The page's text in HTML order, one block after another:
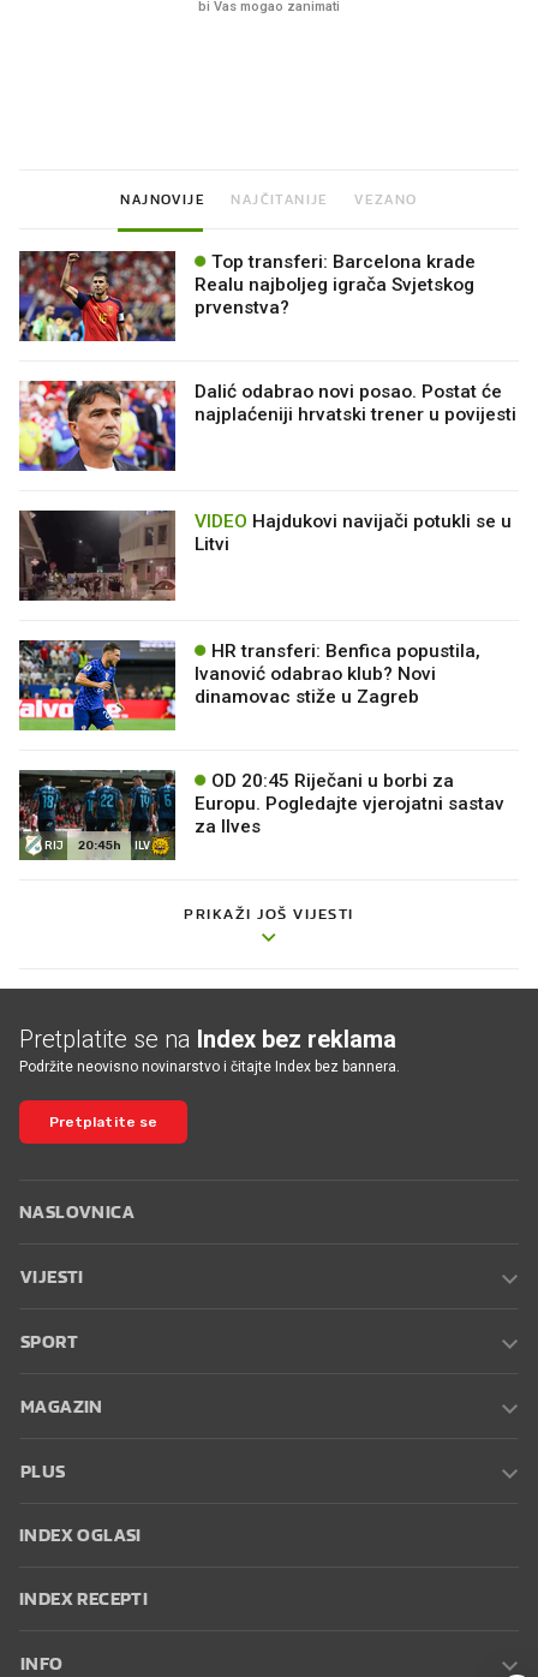
NAJNOVIJE NAJČITANIJE VEZANO
Top transferi: Barcelona krade
Realu najboljeg igrača Svjetskog
prvenstva?
Dalić odabrao novi posao. Postat će
najplaćeniji hrvatski trener u povijesti
VIDEO
Litvi
HR transferi: Benfica popustila,
Ivanović odabrao klub? Novi
dinamovac stiže u Zagreb
RIJ 20:45h ILV
OD 20:45 Riječani u borbi za
Europu. Pogledajte vjerojatni sastav
za Ilves
PRIKAŽI JOŠ VIJESTI
Pretplatite se na Index bez reklama
Podržite neovisno novinarstvo i čitajte Index bez bannera.
Pretplatite se
NASLOVNICA
VIJESTI
SPORT
MAGAZIN
PLUS
INDEX OGLASI
INDEX RECEPTI
INFO